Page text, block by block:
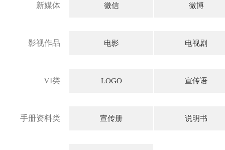
新媒体 微信 微博
影视作品 电影 电视剧
VI类 LOGO 宣传语
手册资料类 宣传册 说明书